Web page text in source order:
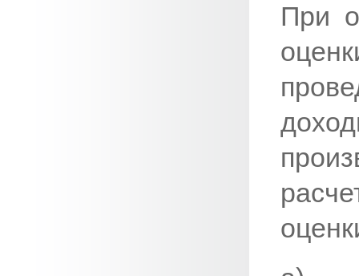
При